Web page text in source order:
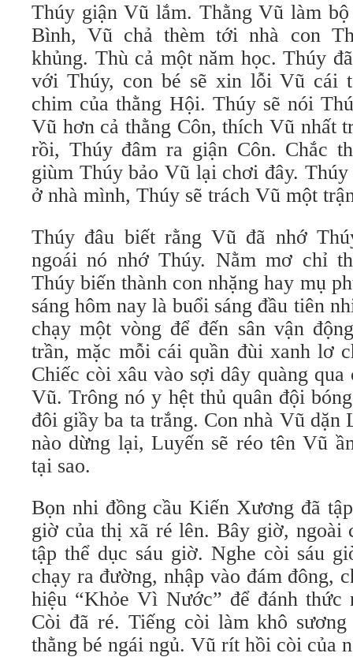
Thúy giận Vũ lắm. Thằng Vũ làm
Bình, Vũ chả thèm tới nhà con
khủng. Thù cả một năm học. Thúy
với Thúy, con bé sẽ xin lỗi Vũ cái
chim của thằng Hội. Thúy sẽ nói
Vũ hơn cả thằng Côn, thích Vũ nhất
rồi, Thúy đâm ra giận Côn. Chắc
giùm Thúy bảo Vũ lại chơi đây.
ở nhà mình, Thúy sẽ trách Vũ một
Thúy đâu biết rằng Vũ đã nhớ
ngoái nó nhớ Thúy. Nằm mơ chỉ
Thúy biến thành con nhặng hay mụ
sáng hôm nay là buổi sáng đầu tiên
chạy một vòng để đến sân vận
trần, mặc mỗi cái quần đùi xanh lơ
Chiếc còi xâu vào sợi dây quàng
Vũ. Trông nó y hệt thủ quân đội
đôi giầy ba ta trắng. Con nhà Vũ dặn
nào dừng lại, Luyến sẽ réo tên Vũ
tại sao.
Bọn nhi đồng cầu Kiến Xương đã
giờ của thị xã ré lên. Bây giờ, ngoài
tập thể dục sáu giờ. Nghe còi sáu
chạy ra đường, nhập vào đám đông,
hiệu “Khỏe Vì Nước” để đánh thức
Còi đã ré. Tiếng còi làm khô
thằng bé ngái ngủ. Vũ rít hồi còi của